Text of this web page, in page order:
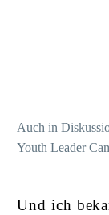
Auch in
Youth Leader
Und ich